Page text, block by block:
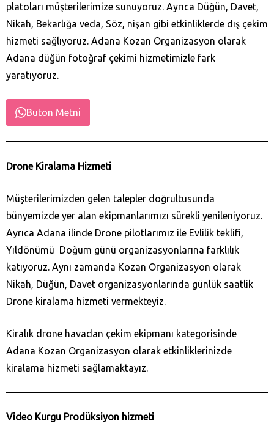
platoları müşterilerimize sunuyoruz. Ayrıca Düğün, Davet,
Nikah, Bekarlığa veda, Söz, nişan gibi etkinliklerde dış çekim
hizmeti sağlıyoruz. Adana Kozan‎ Organizasyon olarak
Adana düğün fotoğraf çekimi hizmetimizle fark
yaratıyoruz.
Buton Metni
Drone Kiralama Hizmeti
Müşterilerimizden gelen talepler doğrultusunda
bünyemizde yer alan ekipmanlarımızı sürekli yenileniyoruz.
Ayrıca Adana ilinde Drone pilotlarımız ile Evlilik teklifi,
Yıldönümü Doğum günü organizasyonlarına farklılık
katıyoruz. Aynı zamanda Kozan‎ Organizasyon olarak
Nikah, Düğün, Davet organizasyonlarında günlük saatlik
Drone kiralama hizmeti vermekteyiz.
Kiralık drone havadan çekim ekipmanı kategorisinde
Adana Kozan‎ Organizasyon olarak etkinliklerinizde
kiralama hizmeti sağlamaktayız.
Video Kurgu Prodüksiyon hizmeti